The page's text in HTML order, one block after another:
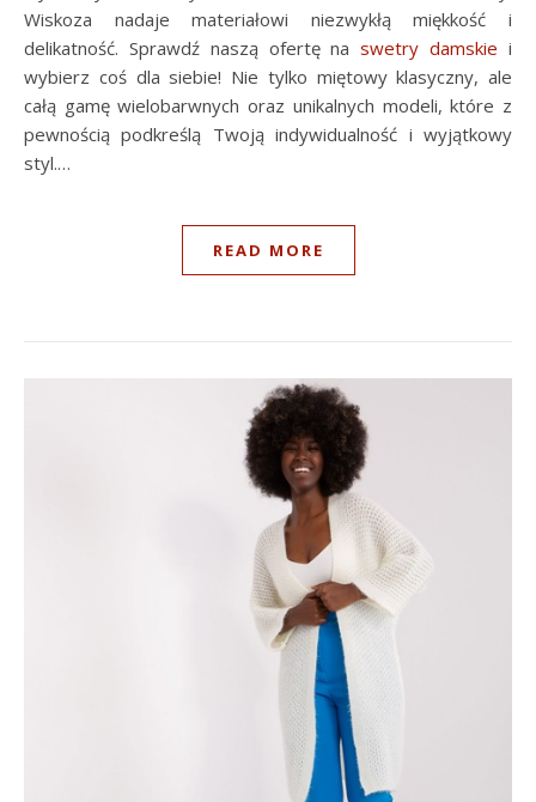
Wiskoza nadaje materiałowi niezwykłą miękkość i
delikatność. Sprawdź naszą ofertę naswetry damskie i
wybierz coś dla siebie! Nie tylko miętowy klasyczny, ale
całą gamę wielobarwnych oraz unikalnych modeli, które z
pewnością podkreślą Twoją indywidualność i wyjątkowy
styl.…
READ MORE